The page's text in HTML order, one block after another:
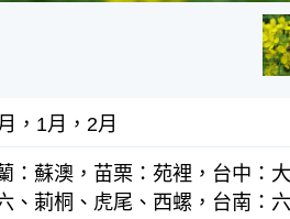
，1月，2月
：蘇澳，苗栗：苑裡，台中：
、莿桐、虎尾、西螺，台南：